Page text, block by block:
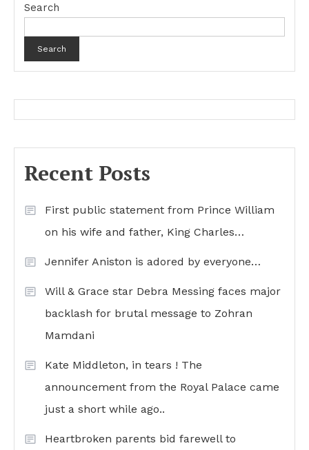
Search
Search
Recent Posts
First public statement from Prince William
on his wife and father, King Charles…
Jennifer Aniston is adored by everyone…
Will & Grace star Debra Messing faces major
backlash for brutal message to Zohran
Mamdani
Kate Middleton, in tears ! The
announcement from the Royal Palace came
just a short while ago..
Heartbroken parents bid farewell to